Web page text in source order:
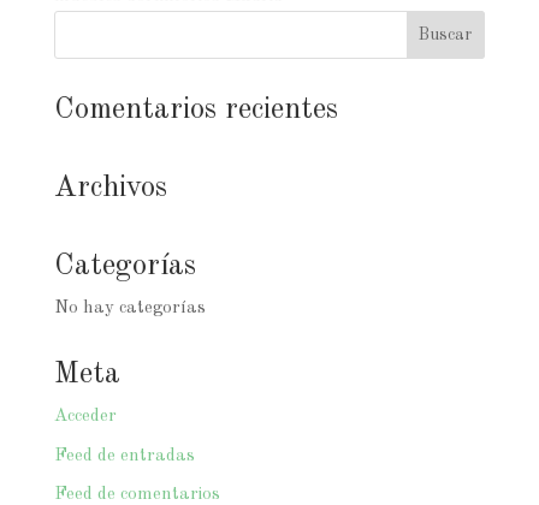
Comentarios recientes
Archivos
Categorías
No hay categorías
Meta
Acceder
Feed de entradas
Feed de comentarios